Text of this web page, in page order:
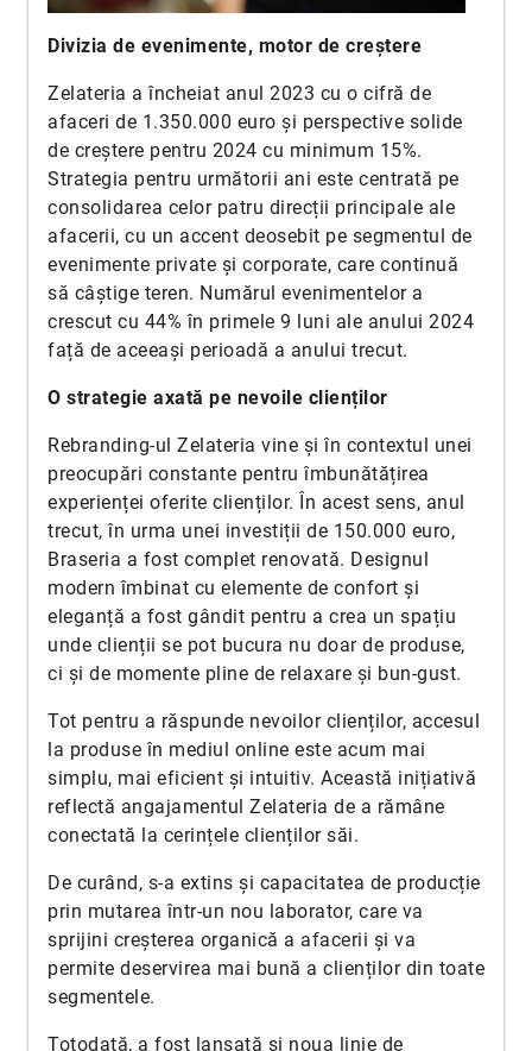
Divizia de evenimente, motor de creștere
Zelateria a încheiat anul 2023 cu o cifră de
afaceri de 1.350.000 euro și perspective solide
de creștere pentru 2024 cu minimum 15%.
Strategia pentru următorii ani este centrată pe
consolidarea celor patru direcții principale ale
afacerii, cu un accent deosebit pe segmentul de
evenimente private și corporate, care continuă
să câștige teren. Numărul evenimentelor a
crescut cu 44% în primele 9 luni ale anului 2024
față de aceeași perioadă a anului trecut.
O strategie axată pe nevoile clienților
Rebranding-ul Zelateria vine și în contextul unei
preocupări constante pentru îmbunătățirea
experienței oferite clienților. În acest sens, anul
trecut, în urma unei investiții de 150.000 euro,
Braseria a fost complet renovată. Designul
modern îmbinat cu elemente de confort și
eleganță a fost gândit pentru a crea un spațiu
unde clienții se pot bucura nu doar de produse,
ci și de momente pline de relaxare și bun-gust.
Tot pentru a răspunde nevoilor clienților, accesul
la produse în mediul online este acum mai
simplu, mai eficient și intuitiv. Această inițiativă
reflectă angajamentul Zelateria de a rămâne
conectată la cerințele clienților săi.
De curând, s-a extins și capacitatea de producție
prin mutarea într-un nou laborator, care va
sprijini creșterea organică a afacerii și va
permite deservirea mai bună a clienților din toate
segmentele.
Totodată, a fost lansată și noua linie de